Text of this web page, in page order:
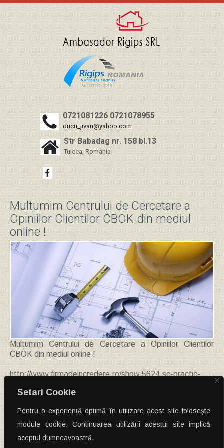
Setari Cookie
Pentru o experiență optimă în utilizare acest site folosește
module cookie. Continuarea utilizării acestui site implică
aceptul dumneavoastră.
0721081226 0721078955
ducu_jivan@yahoo.com
Str Babadag nr. 158 bl.13
Tulcea, Romania
Multumim Centrului de Cercetare a
Opiniilor Clientilor CBOK din mediul
online !
Multumim Centrului de Cercetare a Opiniilor Clientilor
CBOK din mediul online !
http://www.firmadeincredere.ro/show,5624,sc-practic-
navigation
de finisare 2 in1
SAINT GOBAIN CONSTRUCTION PRODUCTS – BU RIGIPS
lanseaza Rimano DUOGLET